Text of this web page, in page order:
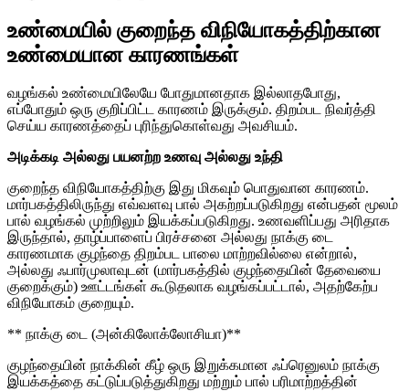
உண்மையில் குறைந்த விநியோகத்திற்கான
உண்மையான காரணங்கள்
வழங்கல் உண்மையிலேயே போதுமானதாக இல்லாதபோது, ​​
எப்போதும் ஒரு குறிப்பிட்ட காரணம் இருக்கும். திறம்பட நிவர்த்தி
செய்ய காரணத்தைப் புரிந்துகொள்வது அவசியம்.
அடிக்கடி அல்லது பயனற்ற உணவு அல்லது உந்தி
குறைந்த விநியோகத்திற்கு இது மிகவும் பொதுவான காரணம்.
மார்பகத்திலிருந்து எவ்வளவு பால் அகற்றப்படுகிறது என்பதன் மூலம்
பால் வழங்கல் முற்றிலும் இயக்கப்படுகிறது. உணவளிப்பது அரிதாக
இருந்தால், தாழ்ப்பாளைப் பிரச்சனை அல்லது நாக்கு டை
காரணமாக குழந்தை திறம்பட பாலை மாற்றவில்லை என்றால்,
அல்லது ஃபார்முலாவுடன் (மார்பகத்தில் குழந்தையின் தேவையை
குறைக்கும்) ஊட்டங்கள் கூடுதலாக வழங்கப்பட்டால், அதற்கேற்ப
விநியோகம் குறையும்.
** நாக்கு டை (அன்கிலோக்லோசியா)**
குழந்தையின் நாக்கின் கீழ் ஒரு இறுக்கமான ஃப்ரெனுலம் நாக்கு
இயக்கத்தை கட்டுப்படுத்துகிறது மற்றும் பால் பரிமாற்றத்தின்